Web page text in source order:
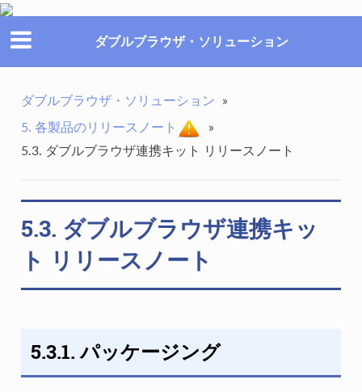
ダブルブラウザ・ソリューション
ダブルブラウザ・ソリューション »
5. 各製品のリリースノート
»
5.3. ダブルブラウザ連携キット リリースノート
5.3. ダブルブラウザ連携キッ
ト リリースノート
5.3.1. パッケージング